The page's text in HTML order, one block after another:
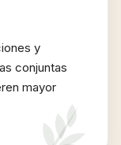
y
conjuntas
mayor